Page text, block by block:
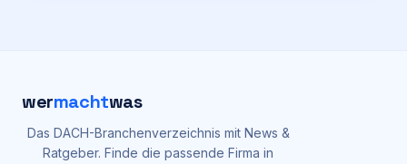
wermachtwas
Das DACH-Branchenverzeichnis mit News &
Ratgeber. Finde die passende Firma in